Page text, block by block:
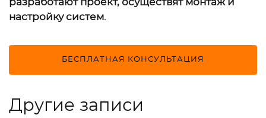
разработают проект, осуществят монтаж и
настройку систем.
БЕСПЛАТНАЯ КОНСУЛЬТАЦИЯ
Другие записи